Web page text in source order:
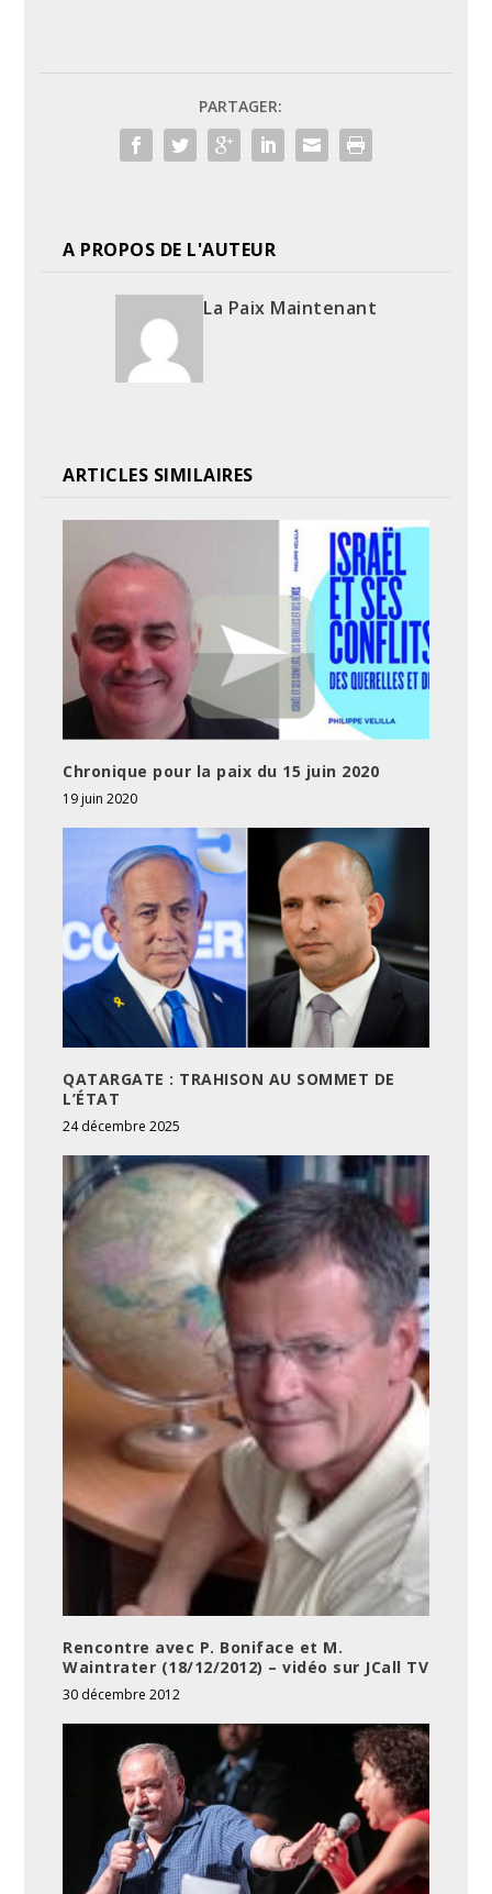
PARTAGER:
A PROPOS DE L'AUTEUR
La Paix Maintenant
ARTICLES SIMILAIRES
Chronique pour la paix du 15 juin 2020
19 juin 2020
QATARGATE : TRAHISON AU SOMMET DE
L’ÉTAT
24 décembre 2025
Rencontre avec P. Boniface et M.
Waintrater (18/12/2012) – vidéo sur JCall TV
30 décembre 2012